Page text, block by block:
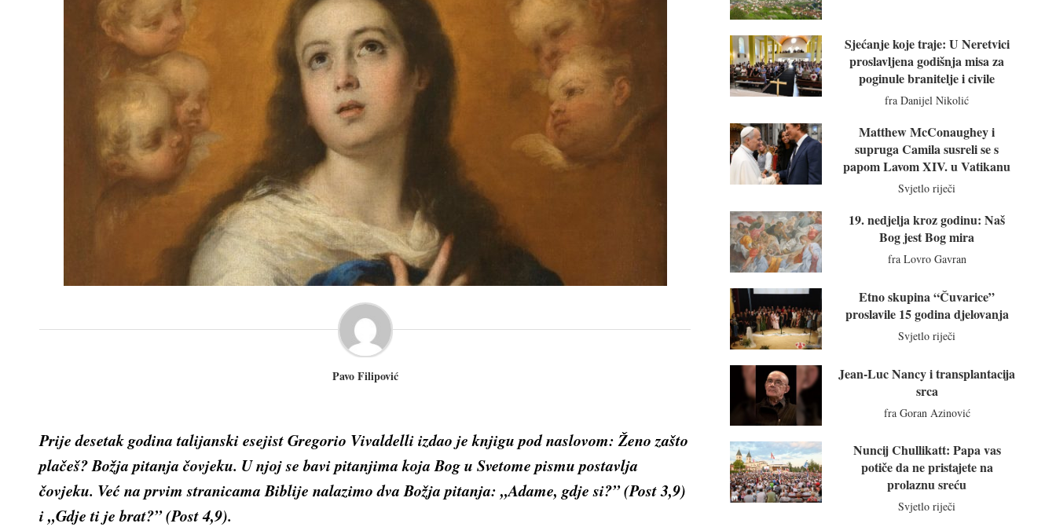
Pavo Filipović
Prije desetak godina talijanski esejist Gregorio Vivaldelli izdao je knjigu pod naslovom: Ženo zašto
plačeš? Božja pitanja čovjeku. U njoj se bavi pitanjima koja Bog u Svetome pismu postavlja
čovjeku. Već na prvim stranicama Biblije nalazimo dva Božja pitanja: „Adame, gdje si?” (Post 3,9)
i „Gdje ti je brat?” (Post 4,9).
Sjećanje koje traje: U Neretvici
proslavljena godišnja misa za
poginule branitelje i civile
fra Danijel Nikolić
Matthew McConaughey i
supruga Camila susreli se s
papom Lavom XIV. u Vatikanu
Svjetlo riječi
19. nedjelja kroz godinu: Naš
Bog jest Bog mira
fra Lovro Gavran
Etno skupina “Čuvarice”
proslavile 15 godina djelovanja
Svjetlo riječi
Jean-Luc Nancy i transplantacija
srca
fra Goran Azinović
Nuncij Chullikatt: Papa vas
potiče da ne pristajete na
prolaznu sreću
Svjetlo riječi